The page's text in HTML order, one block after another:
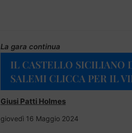
La gara continua
IL CASTELLO SICILIANO
SALEMI CLICCA PER IL
Giusi Patti Holmes
giovedì 16 Maggio 2024